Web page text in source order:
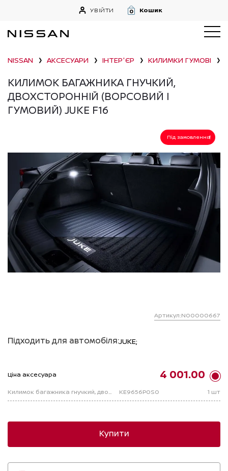
УВІЙТИ 0 Кошик
NISSAN ❯ АКСЕСУАРИ ❯ ІНТЕР'ЄР ❯ КИЛИМКИ ГУМОВІ ❯
КИЛИМОК БАГАЖНИКА ГНУЧКИЙ,
ДВОХСТОРОННІЙ (ВОРСОВИЙ І
ГУМОВИЙ) JUKE F16
Під замовлення
Артикул:N00000667
Підходить для автомобіля:JUKE;
Ціна аксесуара 4 001.00
Килимок багажника гнучкий, двохсторонній (ворсовий і гумовий) JUKE F16 KE9656P0S0 1 шт
Купити